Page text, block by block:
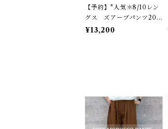
【予約】*人気＊8/10レン
グス ズアーブパンツ202
6（NO.59252604）
¥13,200